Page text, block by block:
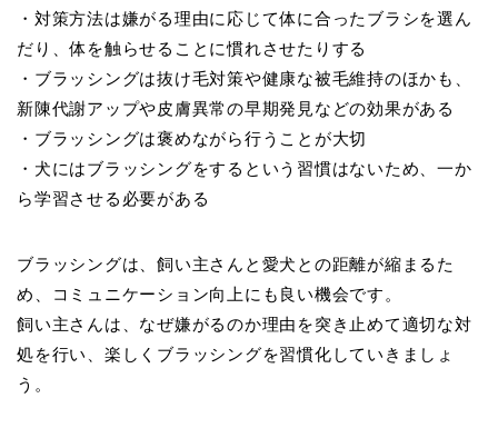
・対策方法は嫌がる理由に応じて体に合ったブラシを選ん
だり、体を触らせることに慣れさせたりする
・ブラッシングは抜け毛対策や健康な被毛維持のほかも、
新陳代謝アップや皮膚異常の早期発見などの効果がある
・ブラッシングは褒めながら行うことが大切
・犬にはブラッシングをするという習慣はないため、一か
ら学習させる必要がある
ブラッシングは、飼い主さんと愛犬との距離が縮まるた
め、コミュニケーション向上にも良い機会です。
飼い主さんは、なぜ嫌がるのか理由を突き止めて適切な対
処を行い、楽しくブラッシングを習慣化していきましょ
う。